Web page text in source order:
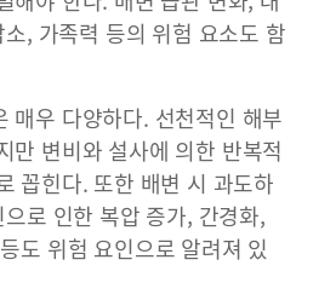
, 가족력 등의 위험 요소도 함
매우 다양하다. 선천적인 해부
만 변비와 설사에 의한 반복적
꼽힌다. 또한 배변 시 과도하
로 인한 복압 증가, 간경화,
도 위험 요인으로 알려져 있